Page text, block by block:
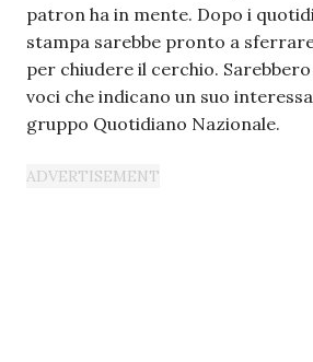
patron ha in mente. Dopo i
stampa sarebbe pronto a
per chiudere il cerchio.
voci che indicano un suo
gruppo Quotidiano Nazionale.